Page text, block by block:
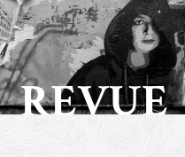
REVUE